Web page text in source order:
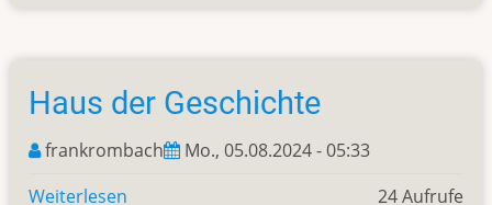
Bonn
Haus der Geschichte
frankrombach
Mo., 05.08.2024 - 05:33
Weiterlesen
24 Aufrufe